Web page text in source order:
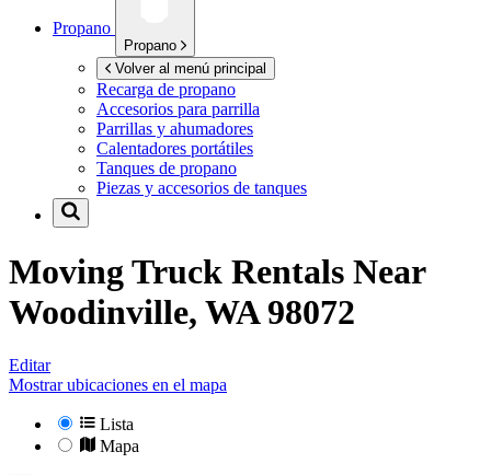
Propano
Propano
Volver al menú principal
Recarga de propano
Accesorios para parrilla
Parrillas y ahumadores
Calentadores portátiles
Tanques de propano
Piezas y accesorios de tanques
Moving Truck Rentals Near
Woodinville, WA 98072
Editar
Mostrar ubicaciones en el mapa
Lista
Mapa